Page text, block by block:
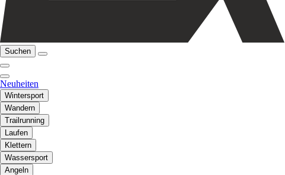
Suchen
Neuheiten
Wintersport
Wandern
Trailrunning
Laufen
Klettern
Wassersport
Angeln